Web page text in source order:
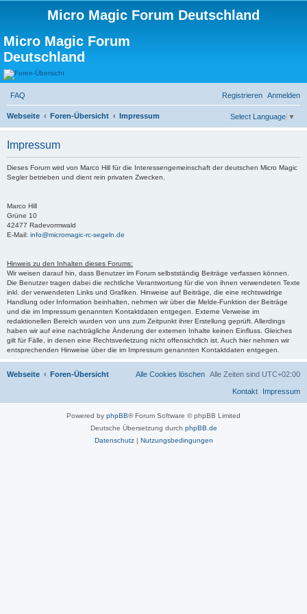
Micro Magic Forum Deutschland
Micro Magic Forum
Deutschland
FAQ Anmelden
Registrieren
Webseite Foren-Übersicht Impressum Select Language ▼
Impressum
Dieses Forum wird von Marco Hill für die Interessengemeinschaft der deutschen Micro Magic
Segler betrieben und dient rein privaten Zwecken.
Marco Hill
Grüne 10
42477 Radevormwald
E-Mail: info@micromagic-rc-segeln.de
Hinweis zu den Inhalten dieses Forums:
Wir weisen darauf hin, dass Benutzer im Forum selbstständig Beiträge verfassen können.
Die Benutzer tragen dabei die rechtliche Verantwortung für die von ihnen verwendeten Texte
inkl. der verwendeten Links und Grafiken. Hinweise auf Beiträge, die eine rechtswidrige
Handlung oder Information beinhalten, nehmen wir über die Melde-Funktion der Beiträge
und die im Impressum genannten Kontaktdaten entgegen. Externe Verweise im
redaktionellen Bereich wurden von uns zum Zeitpunkt ihrer Erstellung geprüft. Allerdings
haben wir auf eine nachträgliche Änderung der externen Inhalte keinen Einfluss. Gleiches
gilt für Fälle, in denen eine Rechtsverletzung nicht offensichtlich ist. Auch hier nehmen wir
entsprechenden Hinweise über die im Impressum genannten Kontaktdaten entgegen.
Webseite Foren-Übersicht Alle Zeiten sind UTC+02:00
Alle Cookies löschen
Impressum
Kontakt
Powered by phpBB® Forum Software © phpBB Limited
Deutsche Übersetzung durch phpBB.de
Datenschutz| Nutzungsbedingungen